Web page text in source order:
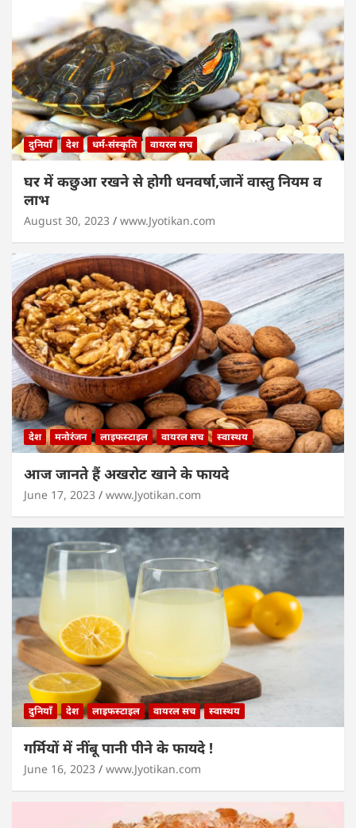
दुनियाँ देश धर्म-संस्कृति वायरल सच
घर में कछुआ रखने से होगी धनवर्षा,जानें वास्तु नियम व
लाभ
August 30, 2023 www.Jyotikan.com
देश मनोरंजन लाइफस्टाइल वायरल सच स्वास्थय
आज जानते हैं अखरोट खाने के फायदे
June 17, 2023 www.Jyotikan.com
दुनियाँ देश लाइफस्टाइल वायरल सच स्वास्थय
गर्मियों में नींबू पानी पीने के फायदे !
June 16, 2023 www.Jyotikan.com